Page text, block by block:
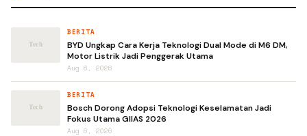
BERITA
BYD Ungkap Cara Kerja Teknologi Dual Mode di M6 DM,
Motor Listrik Jadi Penggerak Utama
Aug 6, 2026
BERITA
Bosch Dorong Adopsi Teknologi Keselamatan Jadi
Fokus Utama GIIAS 2026
Aug 6, 2026